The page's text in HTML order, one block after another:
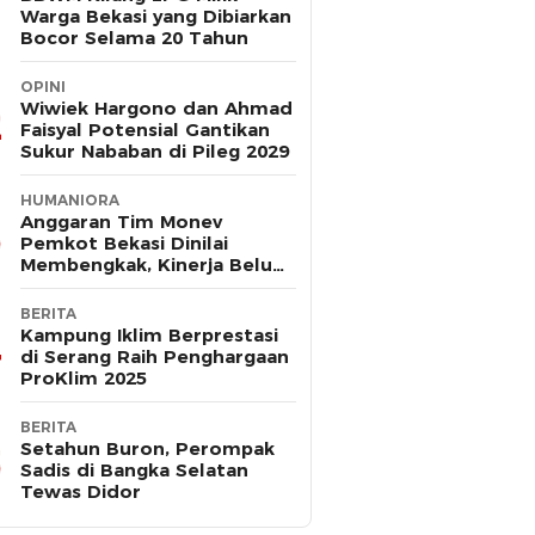
Warga Bekasi yang Dibiarkan
Bocor Selama 20 Tahun
OPINI
Wiwiek Hargono dan Ahmad
Faisyal Potensial Gantikan
Sukur Nababan di Pileg 2029
HUMANIORA
Anggaran Tim Monev
Pemkot Bekasi Dinilai
Membengkak, Kinerja Belum
Terbukti Efektif
BERITA
Kampung Iklim Berprestasi
di Serang Raih Penghargaan
ProKlim 2025
BERITA
Setahun Buron, Perompak
Sadis di Bangka Selatan
Tewas Didor